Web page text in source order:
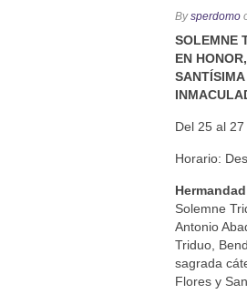
Bysperdomo
SOLEMNE
EN
Del 25 al
Horario:
Solemne
Antonio
Triduo,
sagrada
Flores y